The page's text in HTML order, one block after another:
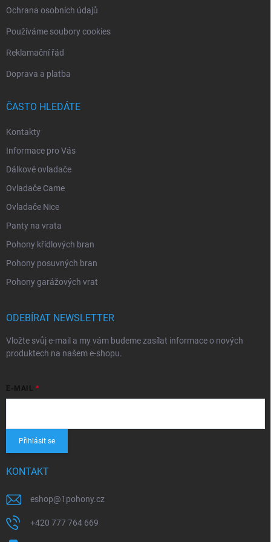
Ochrana osobních údajů
Používáme soubory cookies
Reklamační řád
Doprava a platba
ČASTO HLEDÁTE
Kontakty
Informace pro Vás
Dálkové ovladače
Ovladače Came
Ovladače Nice
Panty na vrata
Pohony křídlových bran
Pohony posuvných bran
Pohony garážových vrat
ODEBÍRAT NEWSLETTER
Vložte svůj e-mail a my vám budeme zasílat informace o nových
produktech na našem e-shopu.
E-MAIL
Přihlásit se
KONTAKT
eshop@1pohony.cz
+420 777 764 669